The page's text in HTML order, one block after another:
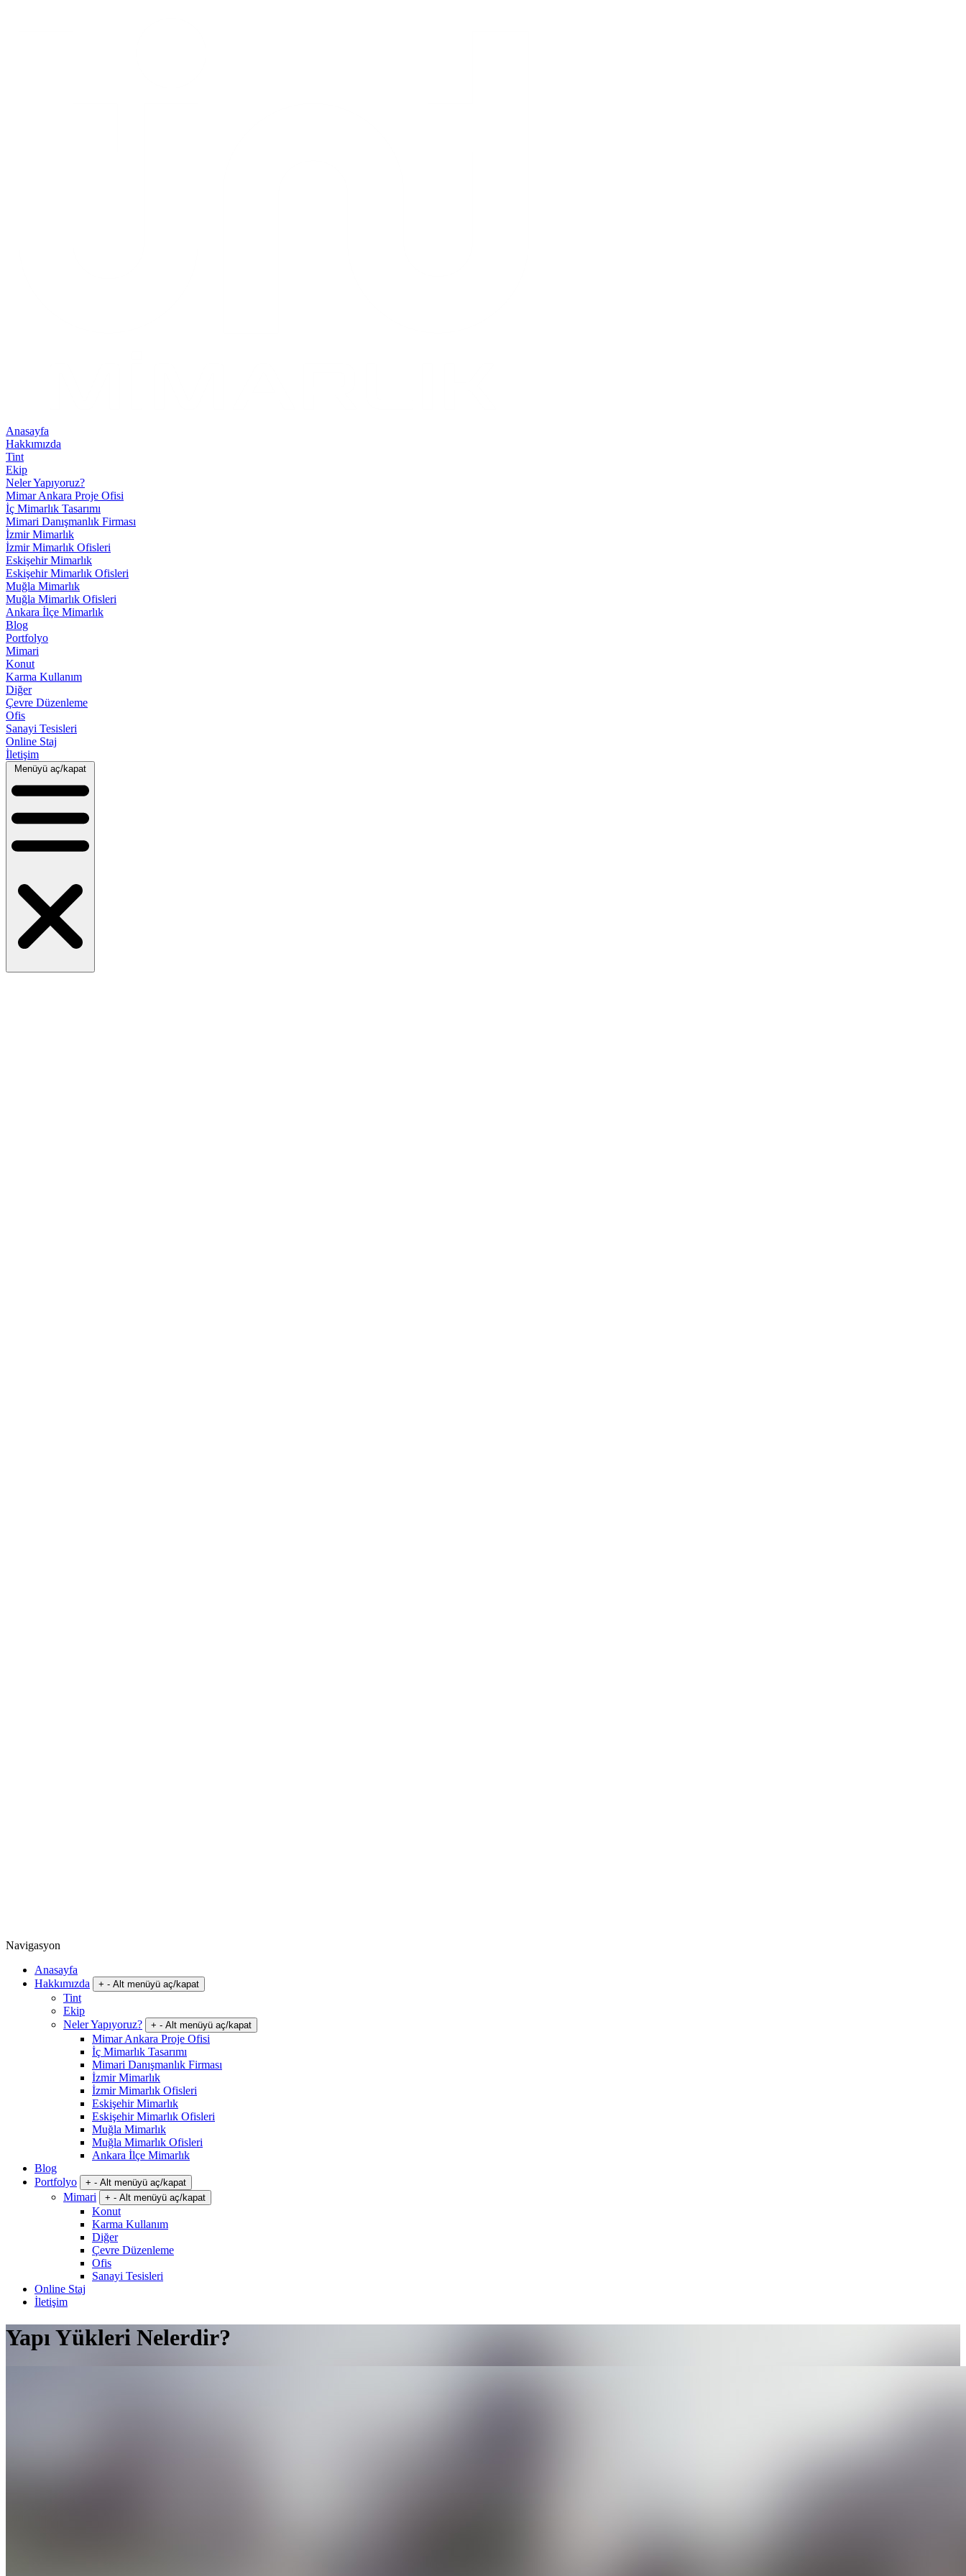
Anasayfa
Hakkımızda
Tint
Ekip
Neler Yapıyoruz?
Mimar Ankara Proje Ofisi
İç Mimarlık Tasarımı
Mimari Danışmanlık Firması
İzmir Mimarlık
İzmir Mimarlık Ofisleri
Eskişehir Mimarlık
Eskişehir Mimarlık Ofisleri
Muğla Mimarlık
Muğla Mimarlık Ofisleri
Ankara İlçe Mimarlık
Blog
Portfolyo
Mimari
Konut
Karma Kullanım
Diğer
Çevre Düzenleme
Ofis
Sanayi Tesisleri
Online Staj
İletişim
Menüyü aç/kapat
Navigasyon
Anasayfa
Hakkımızda
+ - Alt menüyü aç/kapat
Tint
Ekip
Neler Yapıyoruz?
+ - Alt menüyü aç/kapat
Mimar Ankara Proje Ofisi
İç Mimarlık Tasarımı
Mimari Danışmanlık Firması
İzmir Mimarlık
İzmir Mimarlık Ofisleri
Eskişehir Mimarlık
Eskişehir Mimarlık Ofisleri
Muğla Mimarlık
Muğla Mimarlık Ofisleri
Ankara İlçe Mimarlık
Blog
Portfolyo
+ - Alt menüyü aç/kapat
Mimari + - Alt menüyü aç/kapat
Konut
Karma Kullanım
Diğer
Çevre Düzenleme
Ofis
Sanayi Tesisleri
Online Staj
İletişim
Yapı Yükleri Nelerdir?